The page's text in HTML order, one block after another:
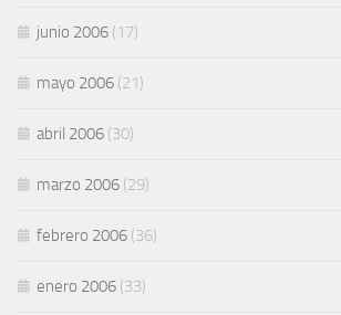
junio 2006 (17)
mayo 2006 (21)
abril 2006 (30)
marzo 2006 (29)
febrero 2006 (36)
enero 2006 (33)